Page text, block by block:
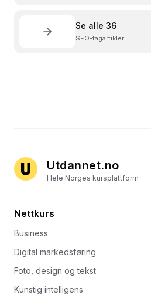
Se alle 36
SEO-fagartikler
Utdannet.no
Hele Norges kursplattform
Nettkurs
Business
Digital markedsføring
Foto, design og tekst
Kunstig intelligens